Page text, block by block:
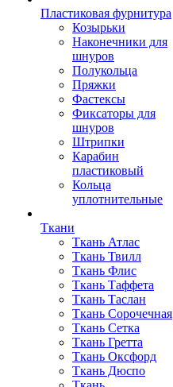
Пластиковая фурнитура
Козырьки
Наконечники для
шнуров
Полукольца
Пряжки
Фастексы
Фиксаторы для
шнуров
Штрипки
Карабин
пластиковый
Кольца
уплотнительные
Ткани
Ткань Атлас
Ткань Твилл
Ткань Флис
Ткань Таффета
Ткань Таслан
Ткань Сорочечная
Ткань Сетка
Ткань Гретта
Ткань Оксфорд
Ткань Дюспо